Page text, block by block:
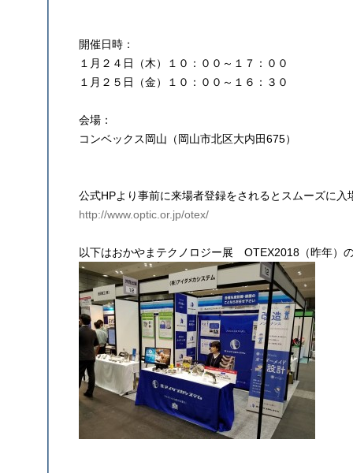
開催日時：
１月２４日（木）１０：００～１７：００
１月２５日（金）１０：００～１６：３０
会場：
コンベックス岡山（岡山市北区大内田675）
公式HPより事前に来場者登録をされるとスムーズに入
http://www.optic.or.jp/otex/
以下はおかやまテクノロジー展 OTEX2018（昨年）